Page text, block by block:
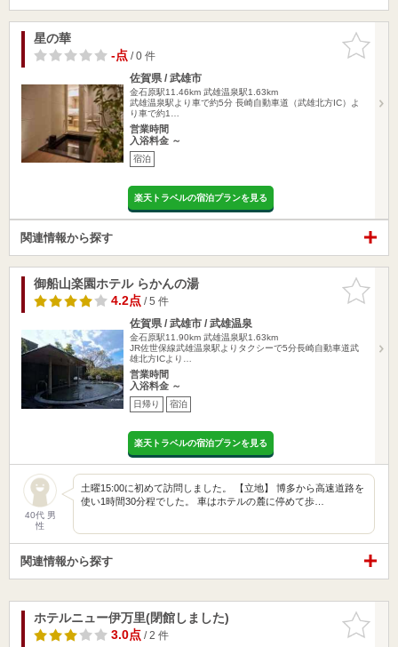
お気に入
りに追加
星の華
-点/ 0 件
佐賀県 / 武雄市
金石原駅11.46km 武雄温泉駅1.63km
武雄温泉駅より車で約5分 長崎自動車道（武雄北方IC）よ
り車で約1…
営業時間
入浴料金 ～
宿泊
楽天トラベルの宿泊プランを見る
関連情報から探す
お気に入
りに追加
御船山楽園ホテル らかんの湯
4.2点/ 5 件
佐賀県 / 武雄市 / 武雄温泉
金石原駅11.90km 武雄温泉駅1.63km
JR佐世保線武雄温泉駅よりタクシーで5分長崎自動車道武
雄北方ICより…
営業時間
入浴料金 ～
日帰り 宿泊
楽天トラベルの宿泊プランを見る
40代 男
性
土曜15:00に初めて訪問しました。 【立地】 博多から高速道路を
使い1時間30分程でした。 車はホテルの麓に停めて歩…
関連情報から探す
お気に入
りに追加
ホテルニュー伊万里(閉館しました)
3.0点/ 2 件